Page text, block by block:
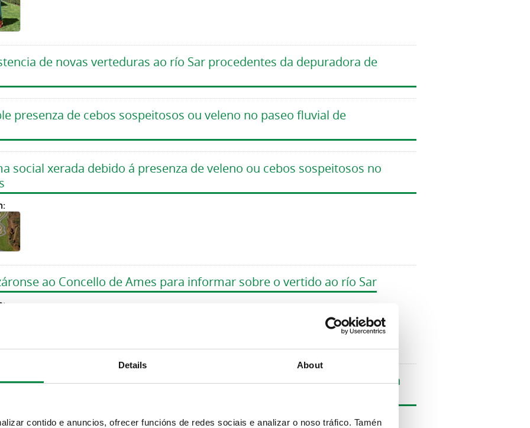
Details About
contido e anuncios, ofrecer funcións de redes sociais e analizar o noso tráfico. Tamén
de novas verteduras ao río Sar procedentes da depuradora de
presenza de cebos sospeitosos ou veleno no paseo fluvial de
social xerada debido á presenza de veleno ou cebos sospeitosos no
ao Concello de Ames para informar sobre o vertido ao río Sar
de recollida de animais domésticos abandonados, lacería e xestión
euros